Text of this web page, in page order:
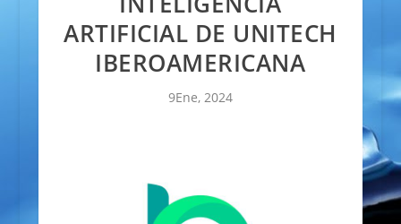
ARTIFICIAL DE UNITECH
IBEROAMERICANA
9Ene, 2024